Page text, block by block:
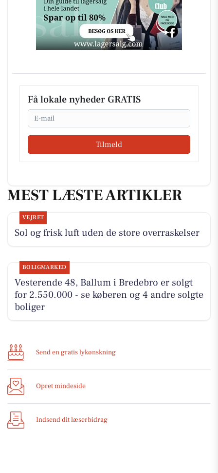
Få lokale nyheder GRATIS
Email
Tilmeld
MEST LÆSTE ARTIKLER
VEJRET
Sol og frisk luft uden de store overraskelser
BOLIGMARKED
Vesterende 48, Ballum i Bredebro er solgt
for 2.550.000 - se køberen og 4 andre solgte
boliger
Send en gratis lykønskning
Opret mindeside
Indsend dit læserbidrag